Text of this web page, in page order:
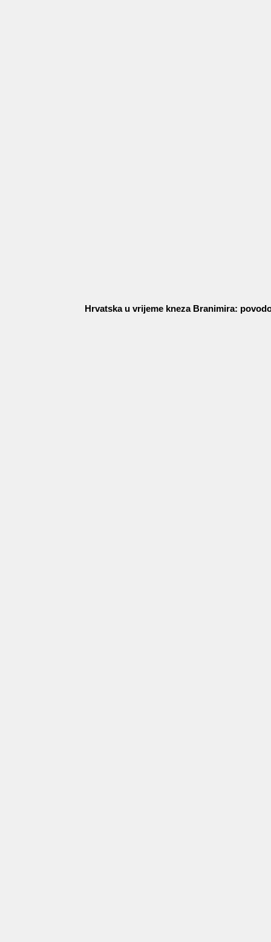
Hrvatska u vrijeme kneza Branimira: